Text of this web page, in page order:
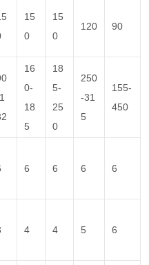
15
0
15
0
120 90
16
0-
18
5
18
5-
25
0
250
-31
5
155-
450
6 6 6 6
4 4 5 6